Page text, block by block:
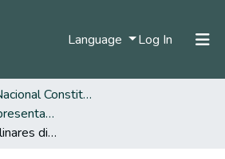
Language Log In (current)
Asamblea Nacional Constituyente
Organismo de Representantes Constituyente
Carta a Alejandro linares director plan nacional de rehabilitación sobre vinculación a salud de desmovilizados - 22 de Septiembre de 1993